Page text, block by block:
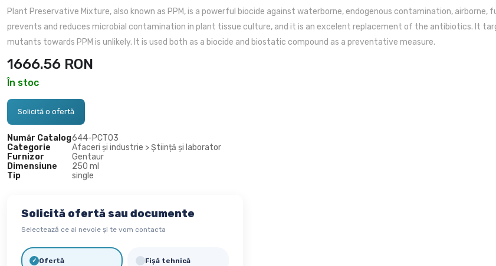
Plant Preservative Mixture, also known as PPM, is a powerful biocide against waterborne, endogenous contamination,
prevents and reduces microbial contamination in plant tissue culture, and it is an excelent replacement of the antibiotics. It
mutants towards PPM is unlikely. It is used both as a biocide and biostatic compound as a preventative measure.
1666.56 RON
În stoc
Solicită o ofertă
Număr Catalog644-PCT03
Categorie
Afaceri și industrie > Știință și laborator
Furnizor
Gentaur
Dimensiune
250 ml
Tip
single
Solicită ofertă sau documente
Selectează ce ai nevoie și te vom contacta
✓ Ofertă Fișă tehnică